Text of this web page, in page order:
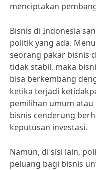
menciptakan
Bisnis di Indonesia
politik yang ada.
seorang pakar bisnis
tidak stabil, maka
bisa berkembang
ketika terjadi
pemilihan umum
bisnis cenderung
keputusan investasi.
Namun, di sisi lain,
peluang bagi bisnis